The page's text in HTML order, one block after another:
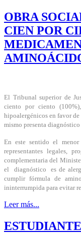
OBRA
CIEN POR
El Tribunal superior de
ciento por ciento
hipoalergénicos en favor de
mismo presenta
En este sentido el
representantes legales,
complementaria del
el diagnóstico es de
cumplir fórmula de
ininterrumpida para evitar
Leer más...